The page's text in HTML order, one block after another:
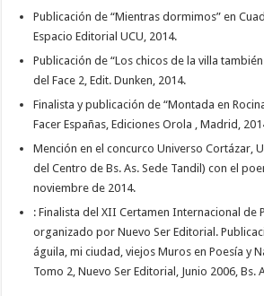
Publicación de “Mientras dormimos” en
Espacio Editorial UCU, 2014.
Publicación de “Los chicos de la villa
del Face 2, Edit. Dunken, 2014.
Finalista y publicación de “Montada en
Facer Españas, Ediciones Orola , Madrid,
Mención en el concurco Universo Cortázar,
del Centro de Bs. As. Sede Tandil) con el
noviembre de 2014.
: Finalista del XII Certamen Internacional de
organizado por Nuevo Ser Editorial.
águila, mi ciudad, viejos Muros en Poesía y
Tomo 2, Nuevo Ser Editorial, Junio 2006, Bs.